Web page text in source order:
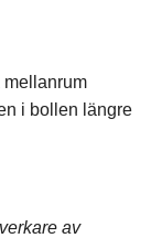
mellanrum
i bollen längre
av